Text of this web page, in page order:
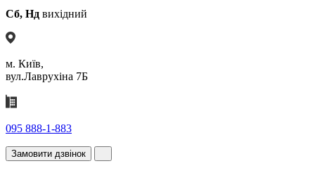
Сб, Нд вихідний
м. Київ,
вул.Лаврухіна 7Б
095 888-1-883
Замовити дзвінок